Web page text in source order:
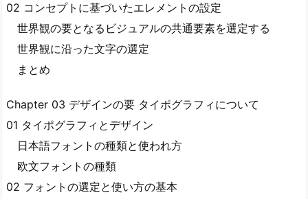
02 コンセプトに基づいたエレメントの設定
世界観の要となるビジュアルの共通要素を選定する
世界観に沿った文字の選定
まとめ
Chapter 03 デザインの要 タイポグラフィについて
01 タイポグラフィとデザイン
日本語フォントの種類と使われ方
欧文フォントの種類
02 フォントの選定と使い方の基本